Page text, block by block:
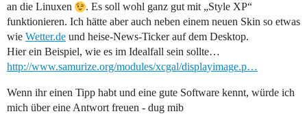
an die Linuxen
. Es soll wohl ganz gut mit „Style XP“
funktionieren. Ich hätte aber auch neben einem neuen Skin so etwas
wie Wetter.de und heise-News-Ticker auf dem Desktop.
Hier ein Beispiel, wie es im Idealfall sein sollte…
http://www.samurize.org/modules/xcgal/displayimage.p…
Wenn ihr einen Tipp habt und eine gute Software kennt, würde ich
mich über eine Antwort freuen - dug mib